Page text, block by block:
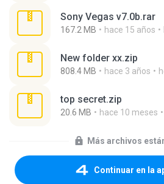
Sony Vegas v7.0b.rar
167.2 MB hace 15 años
New folder xx.zip
808.4 MB hace 3 años
top secret.zip
20.6 MB hace 10 meses
Más archivos
Continuar en la